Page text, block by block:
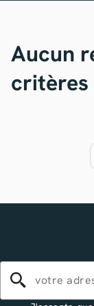
Aucun
critères